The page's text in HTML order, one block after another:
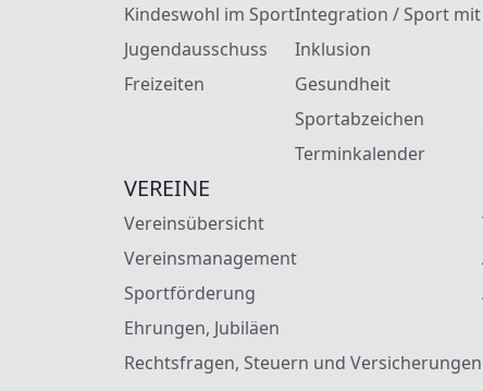
Kindeswohl im Sport
Jugendausschuss
Freizeiten
Integration / Sport
Inklusion
Gesundheit
Sportabzeichen
Terminkalender
VEREINE
Vereinsübersicht
Vereinsmanagement
Sportförderung
Ehrungen, Jubiläen
Rechtsfragen, Steuern und Versicherungen